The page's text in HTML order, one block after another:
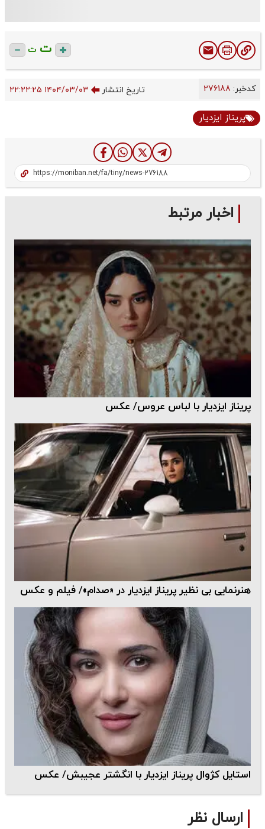
ت ت
کدخبر: تاریخ انتشار ۱۴۰۴/۰۳/۰۳ ۲۲:۲۲:۲۵
پریناز ایزدیار
اخبار مرتبط
پریناز ایزدیار با لباس عروس/ عکس
هنرنمایی بی نظیر پریناز ایزدیار در «صدام»/ فیلم و عکس
استایل کژوال پریناز ایزدیار با انگشتر عجیبش/ عکس
ارسال نظر